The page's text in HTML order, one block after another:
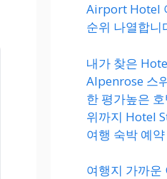
Airport Hotel
순위 나열합니
내가 찾은
Alpenrose 스
한 평가높은
위까지 Hotel
여행 숙박 예
여행지 가까운